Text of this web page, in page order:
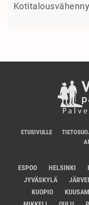
ETUSIVULLE
ESPOO HELSINKI
JYVÄSKYLÄ
KUOPIO